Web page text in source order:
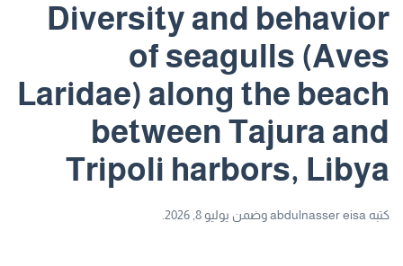
Diversity and behavior
of seagulls (Aves
Laridae) along the beach
between Tajura and
Tripoli harbors, Libya
كتبه abdulnasser eisaوضمن يوليو 8, 2026